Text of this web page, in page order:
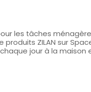
les tâches
ZILAN sur
jour à la maison